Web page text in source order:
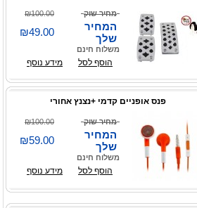
₪100.00 מחיר שוק
₪49.00
המחיר
שלך
משלוח חינם
מידע נוסף הוסף לסל
פנס אופניים קדמי +נצנץ אחורי
₪100.00 מחיר שוק
₪59.00
המחיר
שלך
משלוח חינם
מידע נוסף הוסף לסל